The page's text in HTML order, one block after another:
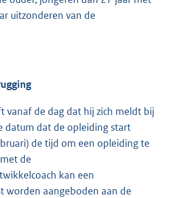
uitzonderen van de
vanaf de dag dat hij zich meldt bij
datum dat de opleiding start
de tijd om een opleiding te
de
kan een
worden aangeboden aan de